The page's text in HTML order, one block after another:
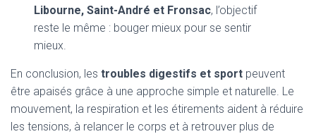
Libourne, Saint-André et Fronsac, l’objectif
reste le même : bouger mieux pour se sentir
mieux.
En conclusion, les troubles digestifs et sport peuvent
être apaisés grâce à une approche simple et naturelle. Le
mouvement, la respiration et les étirements aident à réduire
les tensions, à relancer le corps et à retrouver plus de